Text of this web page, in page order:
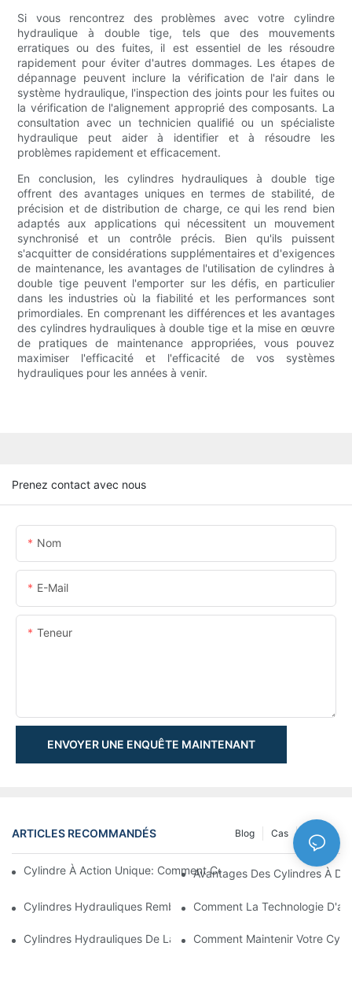
Si vous rencontrez des problèmes avec votre cylindre
hydraulique à double tige, tels que des mouvements
erratiques ou des fuites, il est essentiel de les résoudre
rapidement pour éviter d'autres dommages. Les étapes de
dépannage peuvent inclure la vérification de l'air dans le
système hydraulique, l'inspection des joints pour les fuites ou
la vérification de l'alignement approprié des composants. La
consultation avec un technicien qualifié ou un spécialiste
hydraulique peut aider à identifier et à résoudre les
problèmes rapidement et efficacement.
En conclusion, les cylindres hydrauliques à double tige
offrent des avantages uniques en termes de stabilité, de
précision et de distribution de charge, ce qui les rend bien
adaptés aux applications qui nécessitent un mouvement
synchronisé et un contrôle précis. Bien qu'ils puissent
s'acquitter de considérations supplémentaires et d'exigences
de maintenance, les avantages de l'utilisation de cylindres à
double tige peuvent l'emporter sur les défis, en particulier
dans les industries où la fiabilité et les performances sont
primordiales. En comprenant les différences et les avantages
des cylindres hydrauliques à double tige et la mise en œuvre
de pratiques de maintenance appropriées, vous pouvez
maximiser l'efficacité et l'efficacité de vos systèmes
hydrauliques pour les années à venir.
Prenez contact avec nous
Nom
E-Mail
Teneur
ENVOYER UNE ENQUÊTE MAINTENANT
ARTICLES RECOMMANDÉS NEWS
Cas
Blog
Cylindre À Action Unique: Comment Cela Fonctionne &
Avantages Des Cylindres À
Cylindres Hydrauliques Rembourrés: Réduction De L'impact &
Comment La Technologie
Cylindres Hydrauliques De La Charrue De Neige:
Comment Maintenir Votre